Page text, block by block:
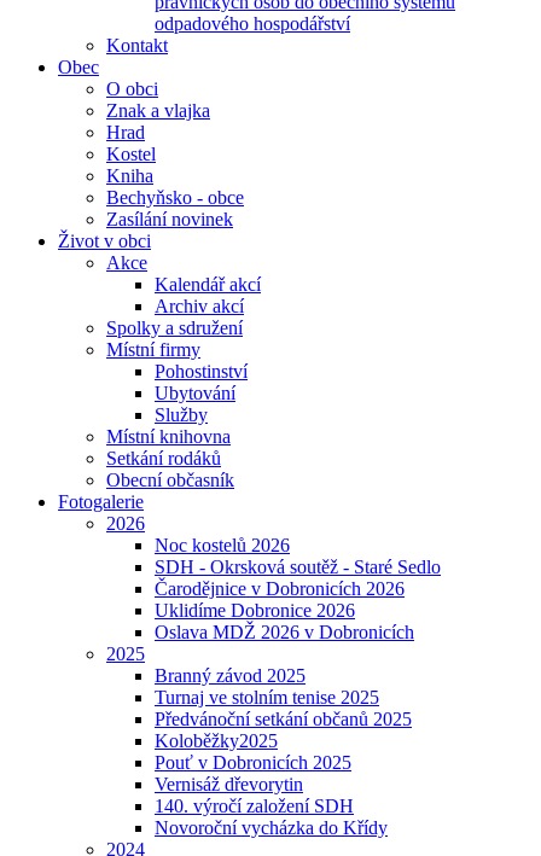
odpadového hospodářství
Kontakt
Obec
O obci
Znak a vlajka
Hrad
Kostel
Kniha
Bechyňsko - obce
Zasílání novinek
Život v obci
Akce
Kalendář akcí
Archiv akcí
Spolky a sdružení
Místní firmy
Pohostinství
Ubytování
Služby
Místní knihovna
Setkání rodáků
Obecní občasník
Fotogalerie
2026
Noc kostelů 2026
SDH - Okrsková soutěž - Staré Sedlo
Čarodějnice v Dobronicích 2026
Uklidíme Dobronice 2026
Oslava MDŽ 2026 v Dobronicích
2025
Branný závod 2025
Turnaj ve stolním tenise 2025
Předvánoční setkání občanů 2025
Koloběžky2025
Pouť v Dobronicích 2025
Vernisáž dřevorytin
140. výročí založení SDH
Novoroční vycházka do Křídy
2024